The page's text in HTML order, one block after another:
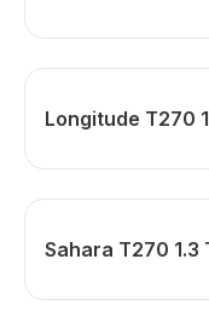
Longitude T270
Sahara T270